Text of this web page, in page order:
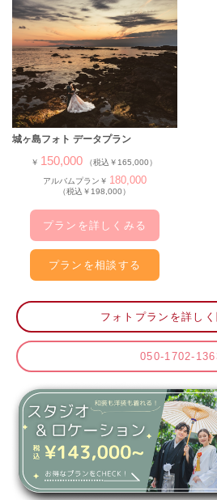
城ヶ島フォト データプラン
￥ 150,000 （税込￥165,000）
アルバムプラン￥ 180,000
（税込￥198,000）
プランを詳しくみる
プランを相談する
フォトプランを詳し
050-1702-